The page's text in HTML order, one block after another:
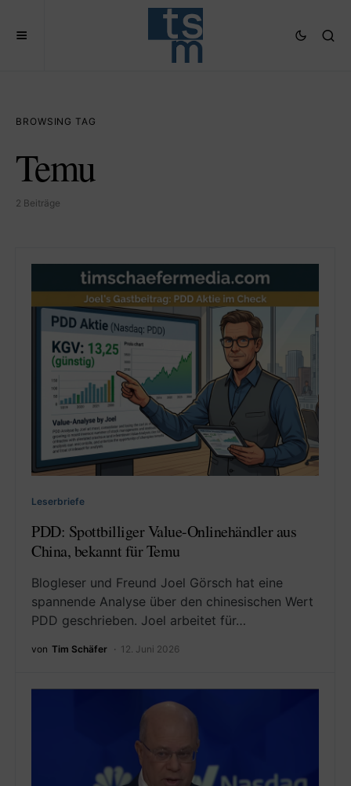
BROWSING TAG
Temu
2 Beiträge
Leserbriefe
PDD: Spottbilliger Value-Onlinehändler aus
China, bekannt für Temu
Blogleser und Freund Joel Görsch hat eine
spannende Analyse über den chinesischen Wert
PDD geschrieben. Joel arbeitet für…
von Tim Schäfer 12. Juni 2026